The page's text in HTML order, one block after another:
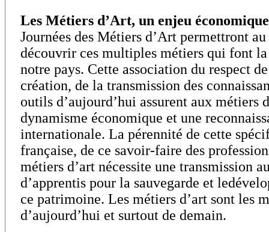
Les Métiers d’Art, un enjeu
Journées des Métiers d’Art permettront
découvrir ces multiples métiers qui font
notre pays. Cette association du respect
création, de la transmission des
outils d’aujourd’hui assurent aux métiers
dynamisme économique et une
internationale. La pérennité de cette
française, de ce savoir-faire des
métiers d’art nécessite une transmission
d’apprentis pour la sauvegarde et
ce patrimoine. Les métiers d’art sont les
d’aujourd’hui et surtout de demain.